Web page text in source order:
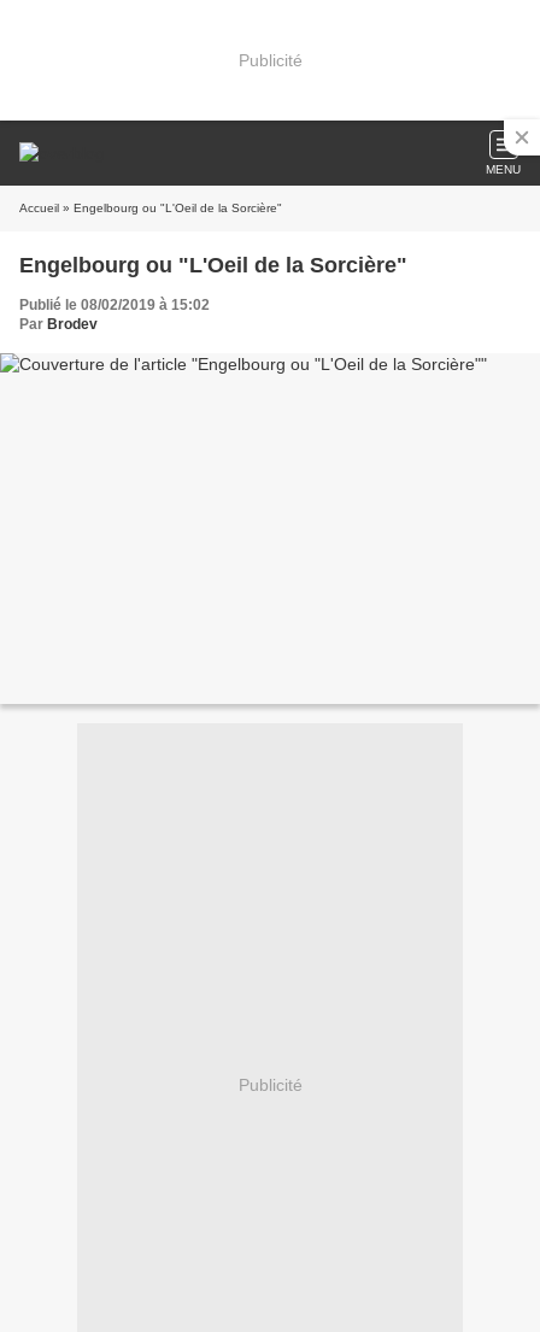
Publicité
MENU
Accueil » Engelbourg ou "L'Oeil de la Sorcière"
Engelbourg ou "L'Oeil de la Sorcière"
Publié le 08/02/2019 à 15:02
Par Brodev
Publicité